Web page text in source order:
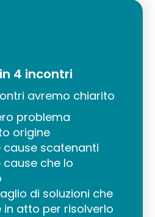
4 incontri
avremo chiarito
problema
origine
cause scatenanti
cause che lo
di soluzioni che
atto per risolverlo